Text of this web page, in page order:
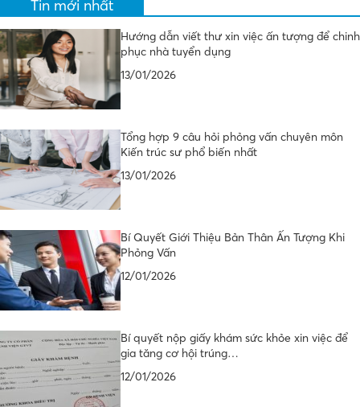
Tin mới nhất
Hướng dẫn viết thư xin việc ấn tượng để chinh
phục nhà tuyển dụng
13/01/2026
Tổng hợp 9 câu hỏi phỏng vấn chuyên môn
Kiến trúc sư phổ biến nhất
13/01/2026
Bí Quyết Giới Thiệu Bản Thân Ấn Tượng Khi
Phỏng Vấn
12/01/2026
Bí quyết nộp giấy khám sức khỏe xin việc để
gia tăng cơ hội trúng…
12/01/2026